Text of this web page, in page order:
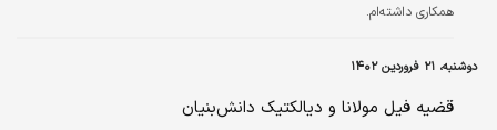
همکاری داشته‌ام.
دوشنبه، ۲۱ فروردین ۱۴۰۲
قضیه فیل مولانا و دیالکتیک دانش‌بنیان